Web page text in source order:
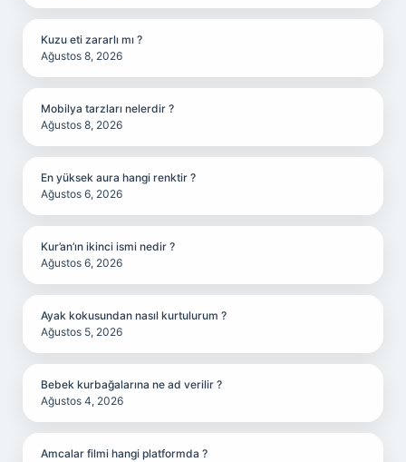
Kuzu eti zararlı mı ?
Ağustos 8, 2026
Mobilya tarzları nelerdir ?
Ağustos 8, 2026
En yüksek aura hangi renktir ?
Ağustos 6, 2026
Kur’an’ın ikinci ismi nedir ?
Ağustos 6, 2026
Ayak kokusundan nasıl kurtulurum ?
Ağustos 5, 2026
Bebek kurbağalarına ne ad verilir ?
Ağustos 4, 2026
Amcalar filmi hangi platformda ?